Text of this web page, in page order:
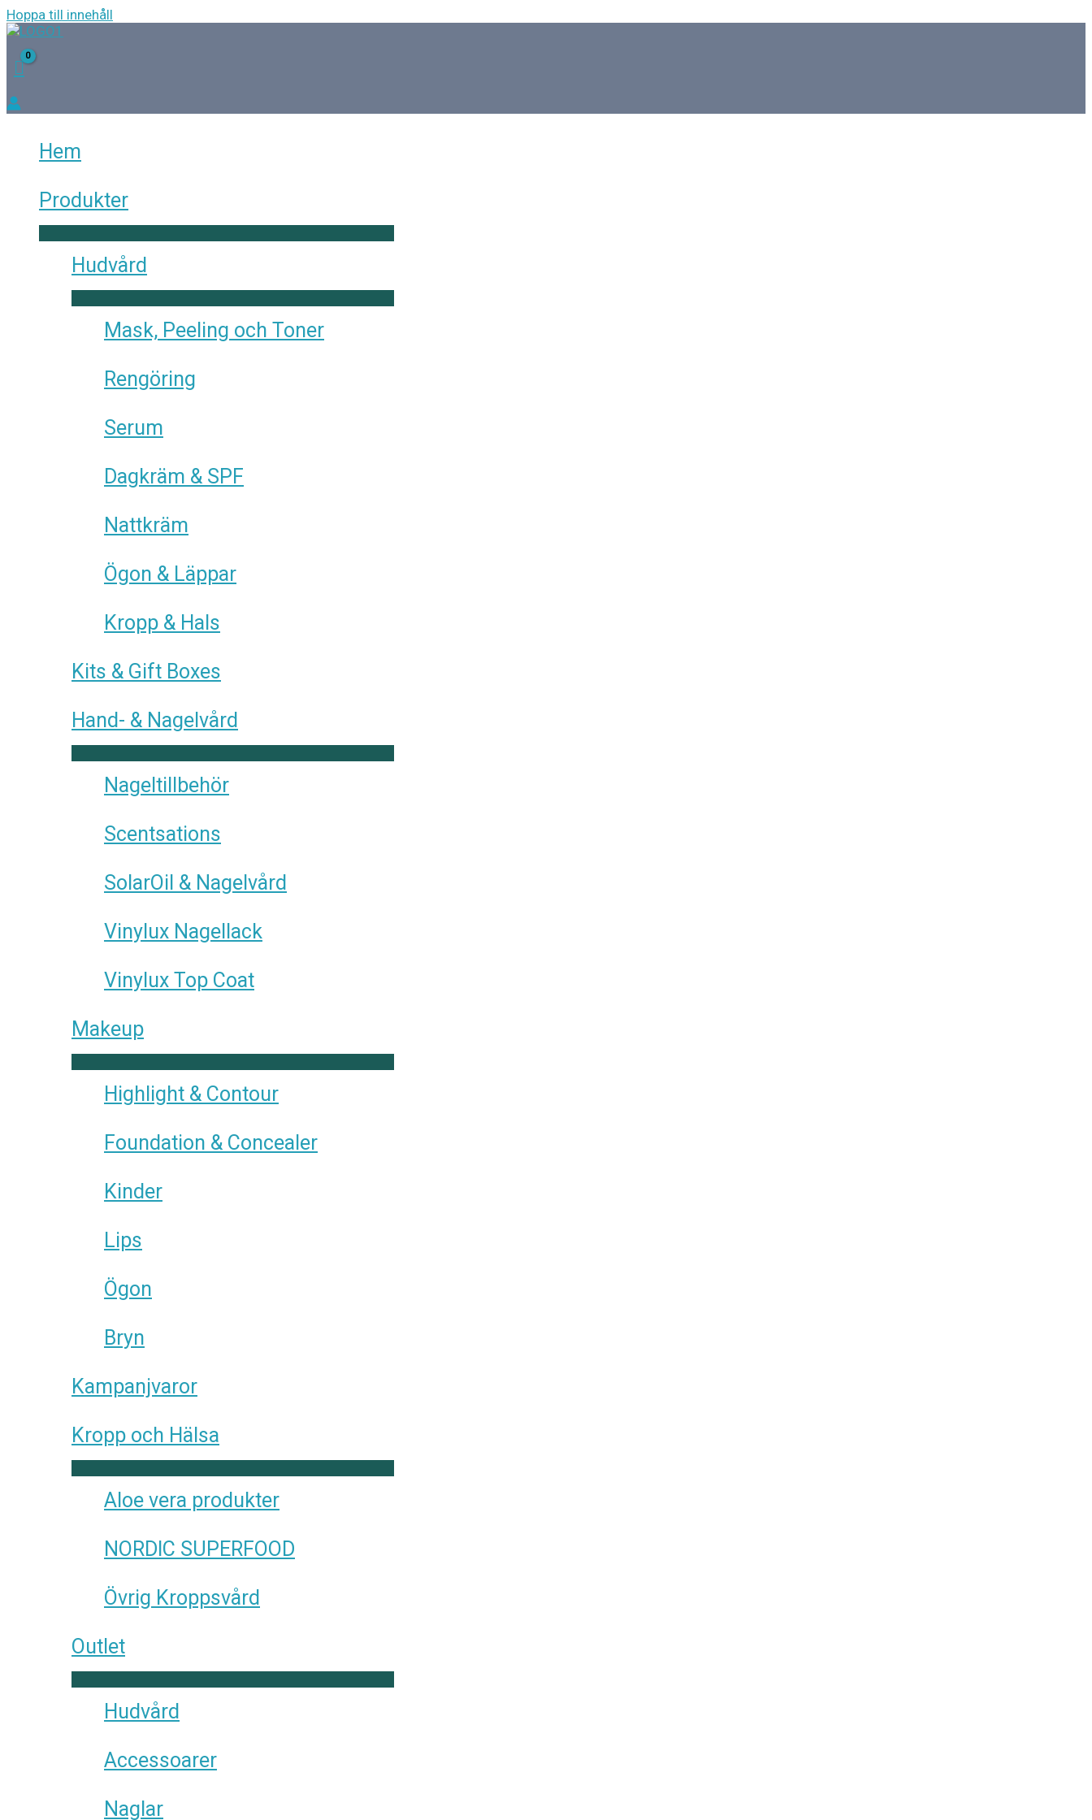
Hoppa till innehåll
Hem
Produkter
Hudvård
Mask, Peeling och Toner
Rengöring
Serum
Dagkräm & SPF
Nattkräm
Ögon & Läppar
Kropp & Hals
Kits & Gift Boxes
Hand- & Nagelvård
Nageltillbehör
Scentsations
SolarOil & Nagelvård
Vinylux Nagellack
Vinylux Top Coat
Makeup
Highlight & Contour
Foundation & Concealer
Kinder
Lips
Ögon
Bryn
Kampanjvaror
Kropp och Hälsa
Aloe vera produkter
NORDIC SUPERFOOD
Övrig Kroppsvård
Outlet
Hudvård
Accessoarer
Naglar